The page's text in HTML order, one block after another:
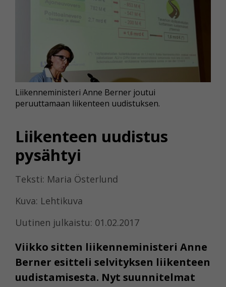
Liikenteen uudistus
pysähtyi
Teksti: Maria Österlund
Kuva: Lehtikuva
Uutinen julkaistu: 01.02.2017
Viikko sitten liikenneministeri Anne
Berner esitteli selvityksen liikenteen
uudistamisesta. Nyt suunnitelmat
Liikenneministeri Anne Berner joutui
peruuttamaan liikenteen uudistuksen.